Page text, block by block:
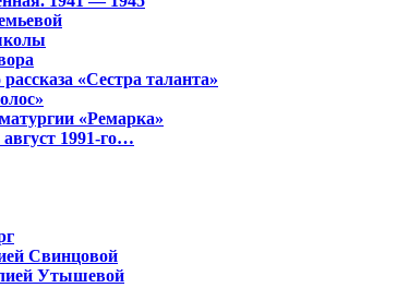
«Сестра таланта»
«Ремарка»
1991-го…
Свинцовой
Утышевой